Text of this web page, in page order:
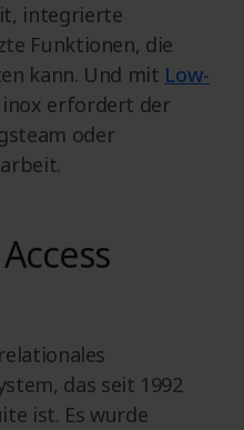
integrierte
Funktionen, die
kann. Und mit Low-
erfordert der
oder
das seit 1992
ist. Es wurde